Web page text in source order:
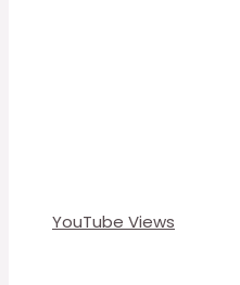
YouTube Views